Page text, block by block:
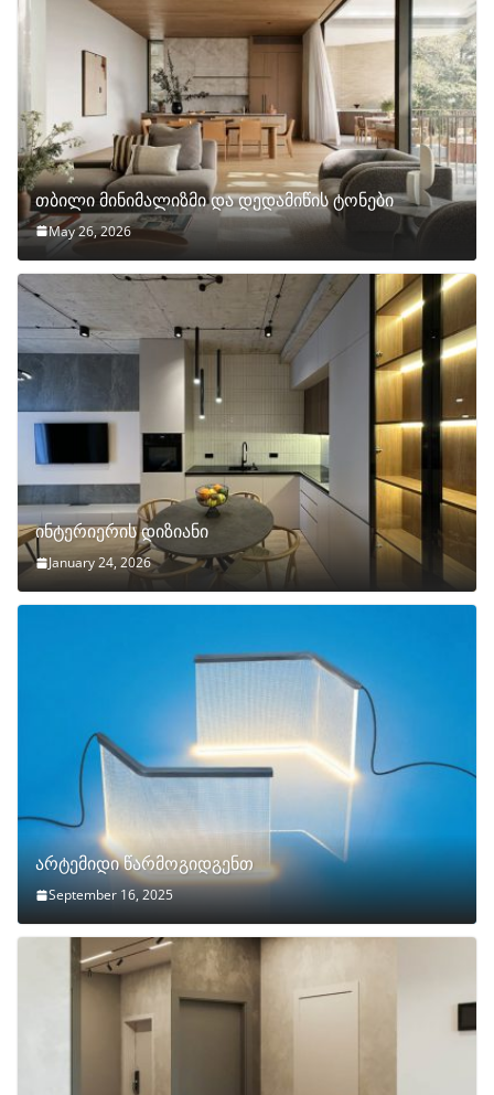
თბილი მინიმალიზმი და დედამიწის ტონები
May 26, 2026
ინტერიერის დიზიანი
January 24, 2026
არტემიდი წარმოგიდგენთ
September 16, 2025